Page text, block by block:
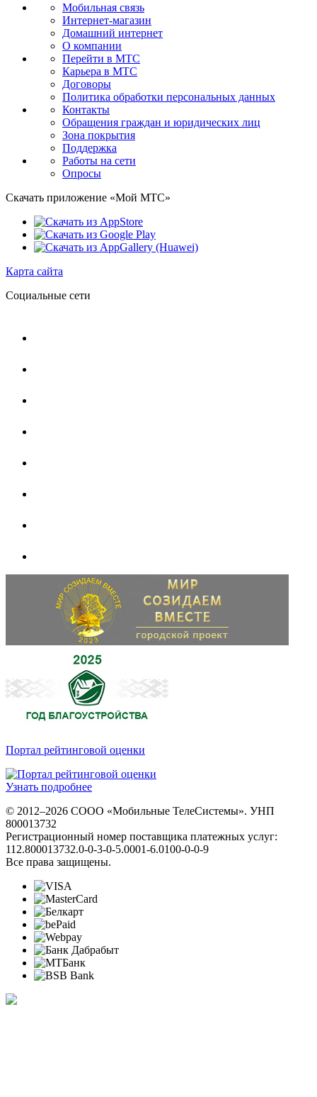
Мобильная связь
Интернет-магазин
Домашний интернет
О компании
Перейти в МТС
Карьера в МТС
Договоры
Политика обработки персональных данных
Контакты
Обращения граждан и юридических лиц
Зона покрытия
Поддержка
Работы на сети
Опросы
Скачать приложение «Мой МТС»
Карта сайта
Социальные сети
Портал рейтинговой оценки
Узнать подробнее
© 2012–2026 СООО «Мобильные ТелеСистемы». УНП
800013732
Регистрационный номер поставщика платежных услуг:
112.800013732.0-0-3-0-5.0001-6.0100-0-0-9
Все права защищены.